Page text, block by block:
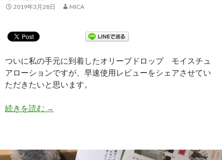
2019年3月28日
MICA
ついに私の手元に到着したオリーブドロップ モイスチュ
アローションですが、早速使用レビューをシェアさせてい
ただきたいと思います。
続きを読む 【体験レビュー③】お肌にいい事尽くし！ オリ
→